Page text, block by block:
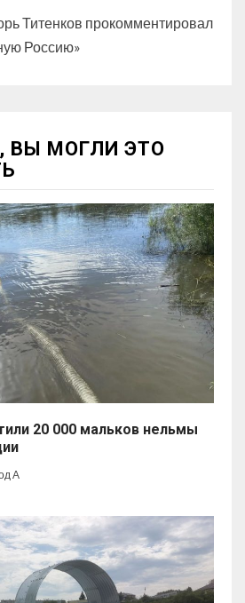
Титенков прокомментировал
Россию»
ВЫ МОГЛИ ЭТО
20 000 мальков нельмы
А